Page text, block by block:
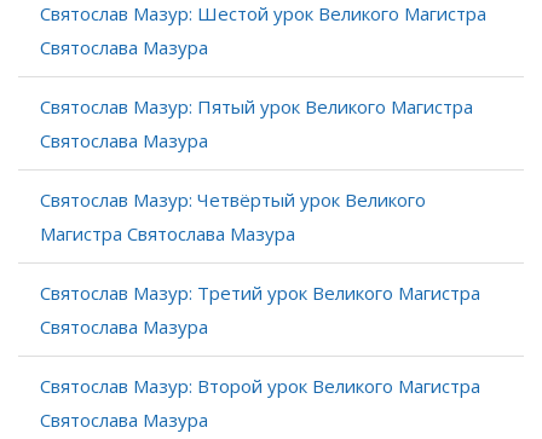
Святослав Мазур: Шестой урок Великого Магистра
Святослава Мазура
Святослав Мазур: Пятый урок Великого Магистра
Святослава Мазура
Святослав Мазур: Четвёртый урок Великого
Магистра Святослава Мазура
Святослав Мазур: Третий урок Великого Магистра
Святослава Мазура
Святослав Мазур: Второй урок Великого Магистра
Святослава Мазура